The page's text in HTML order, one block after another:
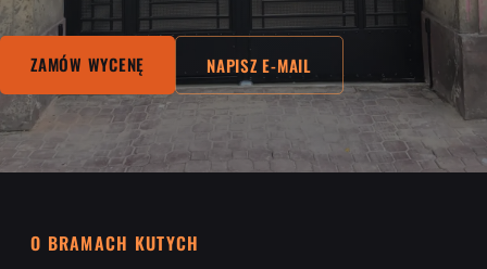
ZAMÓW WYCENĘ NAPISZ E-MAIL
O BRAMACH KUTYCH